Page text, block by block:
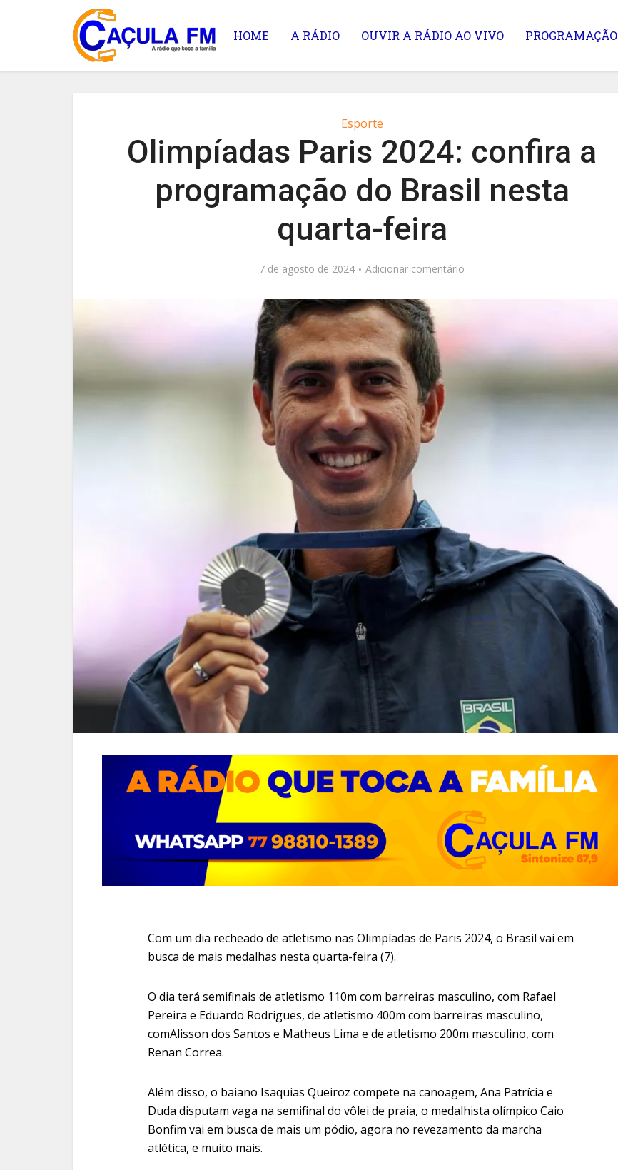
HOME A RÁDIO OUVIR A RÁDIO AO VIVO PROGRAMAÇÃO
Esporte
Olimpíadas Paris 2024: confira a
programação do Brasil nesta
quarta-feira
7 de agosto de 2024 Adicionar comentário
Com um dia recheado de atletismo nas Olimpíadas de Paris 2024, o Brasil vai em
busca de mais medalhas nesta quarta-feira (7).
O dia terá semifinais de atletismo 110m com barreiras masculino, com Rafael
Pereira e Eduardo Rodrigues, de atletismo 400m com barreiras masculino,
comAlisson dos Santos e Matheus Lima e de atletismo 200m masculino, com
Renan Correa.
Além disso, o baiano Isaquias Queiroz compete na canoagem, Ana Patrícia e
Duda disputam vaga na semifinal do vôlei de praia, o medalhista olímpico Caio
Bonfim vai em busca de mais um pódio, agora no revezamento da marcha
atlética, e muito mais.